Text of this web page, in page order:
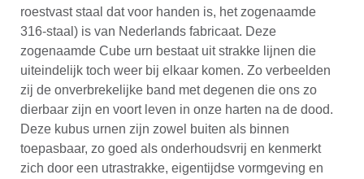
roestvast staal dat voor handen is, het zogenaamde
316-staal) is van Nederlands fabricaat. Deze
zogenaamde Cube urn bestaat uit strakke lijnen die
uiteindelijk toch weer bij elkaar komen. Zo verbeelden
zij de onverbrekelijke band met degenen die ons zo
dierbaar zijn en voort leven in onze harten na de dood.
Deze kubus urnen zijn zowel buiten als binnen
toepasbaar, zo goed als onderhoudsvrij en kenmerkt
zich door een utrastrakke, eigentijdse vormgeving en